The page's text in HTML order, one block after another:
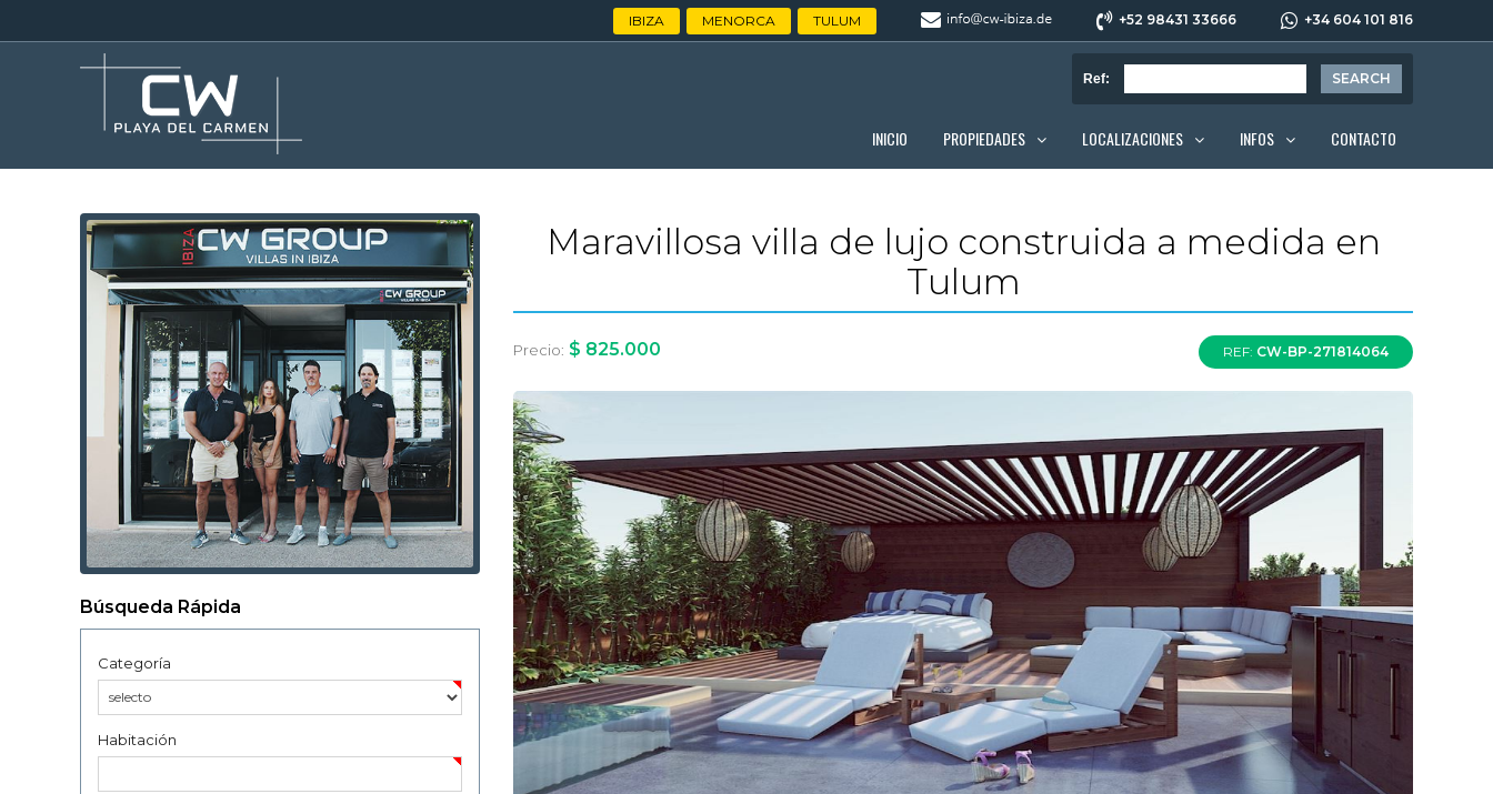
IBIZA MENORCA TULUM +52 98431 33666 +34 604 101 816
Ref:
INICIO PROPIEDADES LOCALIZACIONES INFOS CONTACTO
Maravillosa villa de lujo construida a medida en
Tulum
Precio: $ 825.000 REF: CW-BP-271814064
Búsqueda Rápida
Categoría
Habitación